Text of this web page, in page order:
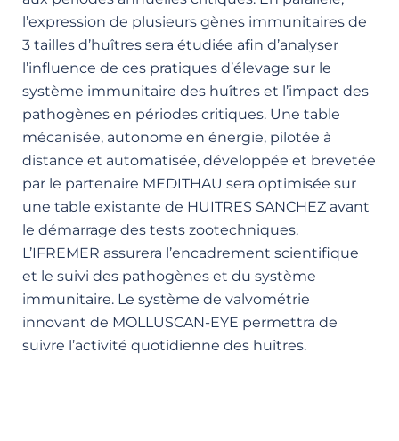
l’expression de plusieurs gènes immunitaires de
3 tailles d’huîtres sera étudiée afin d’analyser
l’influence de ces pratiques d’élevage sur le
système immunitaire des huîtres et l’impact des
pathogènes en périodes critiques. Une table
mécanisée, autonome en énergie, pilotée à
distance et automatisée, développée et brevetée
par le partenaire MEDITHAU sera optimisée sur
une table existante de HUITRES SANCHEZ avant
le démarrage des tests zootechniques.
L’IFREMER assurera l’encadrement scientifique
et le suivi des pathogènes et du système
immunitaire. Le système de valvométrie
innovant de MOLLUSCAN-EYE permettra de
suivre l’activité quotidienne des huîtres.